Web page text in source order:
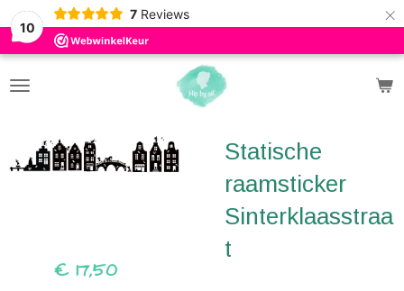
10
7 Reviews ×
Statische
raamsticker
Sinterklaasstraa
t
€ 17,50